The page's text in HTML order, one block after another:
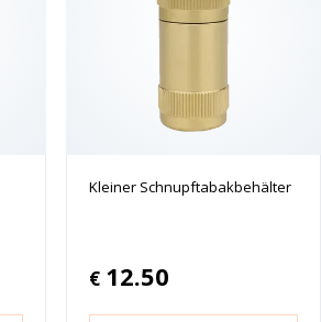
Kleiner Schnupftabakbehälter
€ 12.50